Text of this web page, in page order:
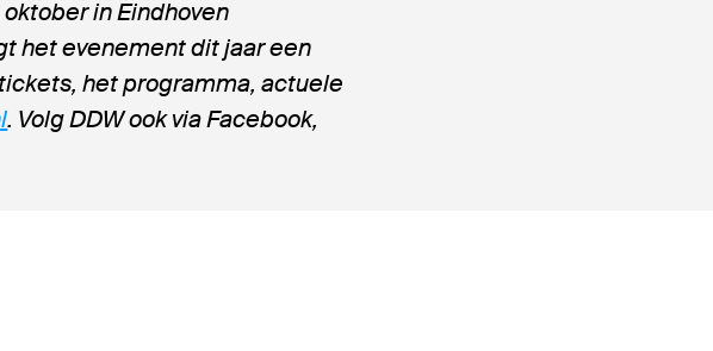
in Eindhoven
het evenement dit jaar een
het programma, actuele
. Volg DDW ook via Facebook,